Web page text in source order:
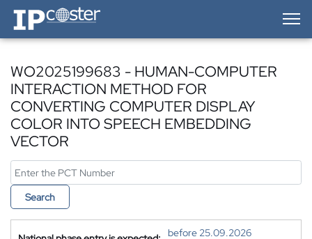
IP-Coster — Home
WO2025199683 - HUMAN-COMPUTER
INTERACTION METHOD FOR
CONVERTING COMPUTER DISPLAY
COLOR INTO SPEECH EMBEDDING
VECTOR
Search
before 25.09.2026